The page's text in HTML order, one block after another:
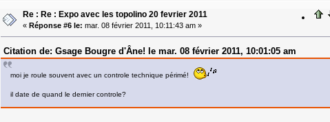
Re : Re : Expo avec les topolino 20 fevrier 2011
« Réponse #6 le: mar. 08 février 2011, 10:11:43 am »
Citation de: Gsage Bougre d'Âne! le mar. 08 février 2011, 10:01:05 am
moi je roule souvent avec un controle technique périmé!
il date de quand le dernier controle?